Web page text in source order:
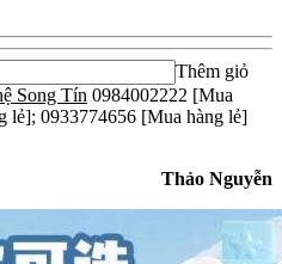
Thêm giỏ
Song Tín 0984002222 [Mua
lẻ]; 0933774656 [Mua hàng lẻ]
Thảo Nguyễn